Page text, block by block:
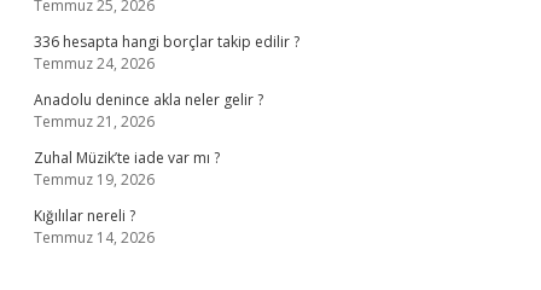
Temmuz 25, 2026
336 hesapta hangi borçlar takip edilir ?
Temmuz 24, 2026
Anadolu denince akla neler gelir ?
Temmuz 21, 2026
Zuhal Müzik’te iade var mı ?
Temmuz 19, 2026
Kığılılar nereli ?
Temmuz 14, 2026